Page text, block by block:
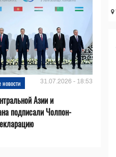
31.07.2026 - 18:53
Азии и
подписали Чолпон-